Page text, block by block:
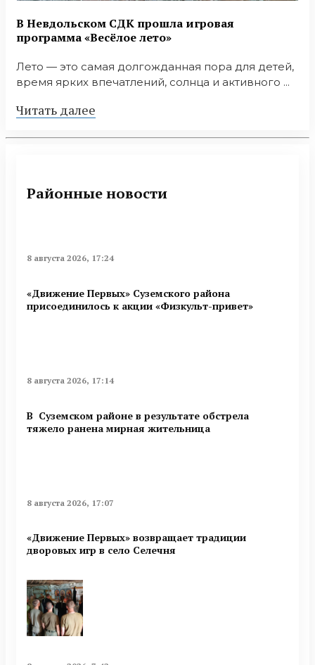
В Невдольском СДК прошла игровая
программа «Весёлое лето»
Лето — это самая долгожданная пора для детей,
время ярких впечатлений, солнца и активного ...
Читать далее
Районные новости
8 августа 2026, 17:24
«Движение Первых» Суземского района
присоединилось к акции «Физкульт-привет»
8 августа 2026, 17:14
В Суземском районе в результате обстрела
тяжело ранена мирная жительница
8 августа 2026, 17:07
«Движение Первых» возвращает традиции
дворовых игр в село Селечня